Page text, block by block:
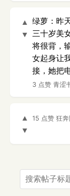
▲
▼
绿萝：昨
三十岁美
将很背，
女起身让
接，她把
3 点赞 青涩
▲
▼
15 点赞 狂